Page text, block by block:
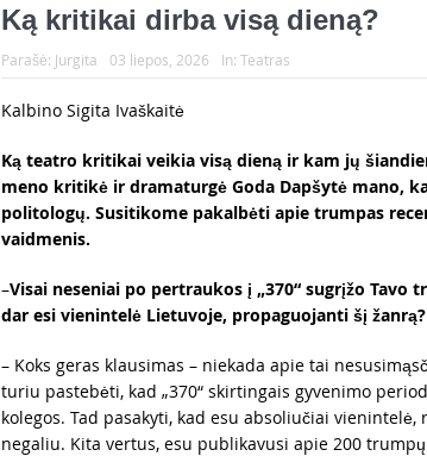
Ką kritikai dirba visą dieną?
Parašė: Jurgita 03 liepos, 2026 In: Teatras
Kalbino Sigita Ivaškaitė
Ką teatro kritikai veikia visą dieną ir kam jų
meno kritikė ir dramaturgė Goda Dapšytė mano,
politologų. Susitikome pakalbėti apie trumpas
vaidmenis.
–Visai neseniai po pertraukos į „370“ sugrįžo Tavo
dar esi vienintelė Lietuvoje, propaguojanti šį žanrą?
– Koks geras klausimas – niekada apie tai
turiu pastebėti, kad „370“ skirtingais gyvenimo
kolegos. Tad pasakyti, kad esu absoliučiai
negaliu. Kita vertus, esu publikavusi apie 200